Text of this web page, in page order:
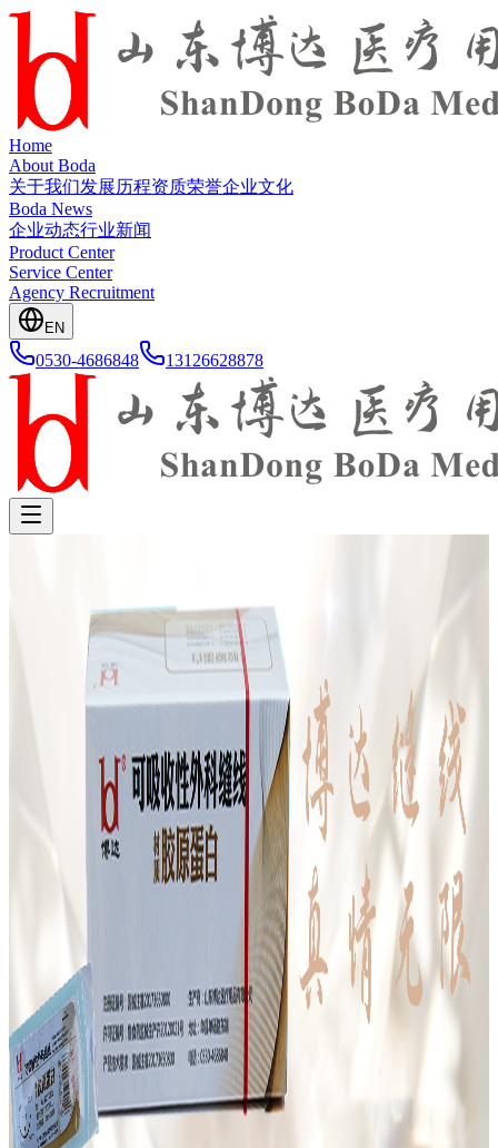
Home
About Boda
关于我们发展历程资质荣誉企业文化
Boda News
企业动态行业新闻
Product Center
Service Center
Agency Recruitment
EN
0530-4686848 13126628878